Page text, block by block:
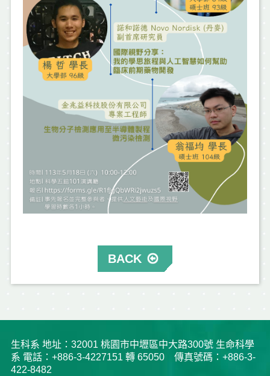
BACK
生科系 地址：32001 桃園市中壢區中大路300號 生命科學
系 電話：+886-3-4227151 轉 65050 傳真號碼：+886-3-
422-8482